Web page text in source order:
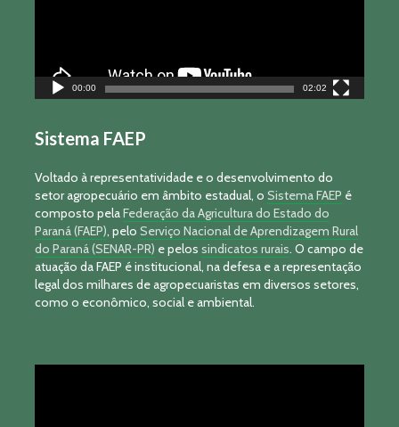
00:00 02:02
Sistema FAEP
Voltado à representatividade e o desenvolvimento do
setor agropecuário em âmbito estadual, o Sistema FAEP é
composto pelaFederação da Agricultura do Estado do
Paraná (FAEP), pelo Serviço Nacional de Aprendizagem Rural
do Paraná (SENAR-PR) e pelos sindicatos rurais. O campo de
atuação da FAEP é institucional, na defesa e a representação
legal dos milhares de agropecuaristas em diversos setores,
como o econômico, social e ambiental.